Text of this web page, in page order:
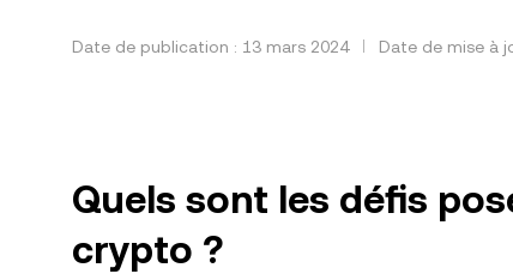
Date de publication : 13 mars 2024 Date de mise à
Quels sont les défis
crypto ?